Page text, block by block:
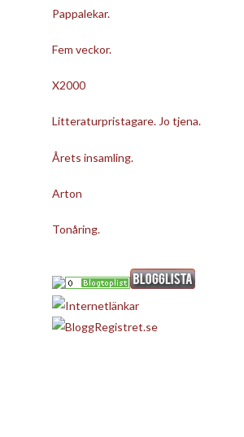
Pappalekar.
Fem veckor.
X2000
Litteraturpristagare. Jo tjena.
Årets insamling.
Arton
Tonåring.